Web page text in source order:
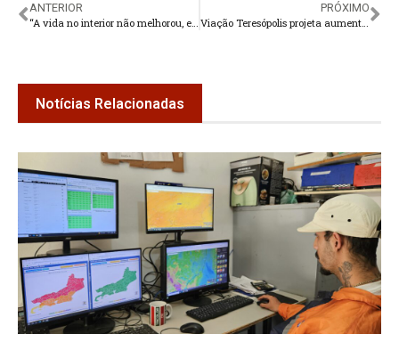
ANTERIOR
“A vida no interior não melhorou, e tem piorado por falta de atenção da Prefeitura”
PRÓXIMO
Viação Teresópolis projeta aumento na procura por passagens neste Carnaval
Notícias Relacionadas